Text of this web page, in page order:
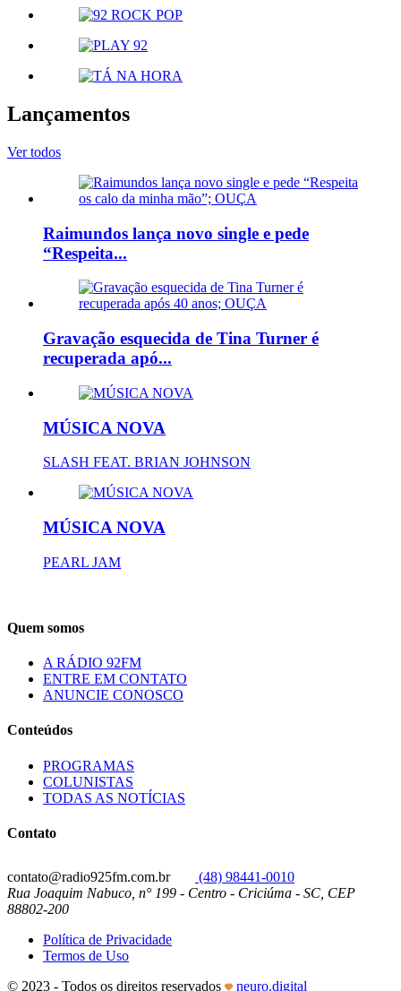
Lançamentos
Ver todos
Raimundos lança novo single e pede
“Respeita...
Gravação esquecida de Tina Turner é
recuperada apó...
MÚSICA NOVA
SLASH FEAT. BRIAN JOHNSON
MÚSICA NOVA
PEARL JAM
Quem somos
A RÁDIO 92FM
ENTRE EM CONTATO
ANUNCIE CONOSCO
Conteúdos
PROGRAMAS
COLUNISTAS
TODAS AS NOTÍCIAS
Contato
contato@radio925fm.com.br
(48) 98441-0010
Rua Joaquim Nabuco, n° 199 - Centro - Criciúma - SC, CEP
88802-200
Política de Privacidade
Termos de Uso
© 2023 - Todos os direitos reservados
neuro.digital